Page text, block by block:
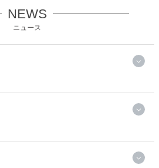
NEWS
ニュース